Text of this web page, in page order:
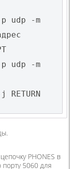
udp -m
udp -m
PHONES в
5060 для